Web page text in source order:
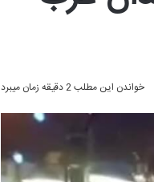
خواندن این مطلب 2 دقیقه زمان میبرد